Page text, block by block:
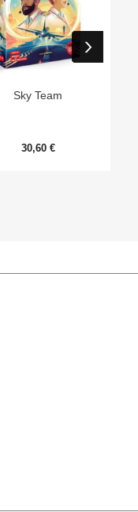
Sky Team
30,60 €